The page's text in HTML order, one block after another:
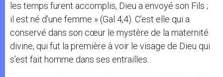
les temps furent accomplis, Dieu a envoyé son Fils ;
il est né d’une femme » (Gal 4,4). C’est elle qui a
conservé dans son cœur le mystère de la maternité
divine, qui fut la première à voir le visage de Dieu qui
s’est fait homme dans ses entrailles.